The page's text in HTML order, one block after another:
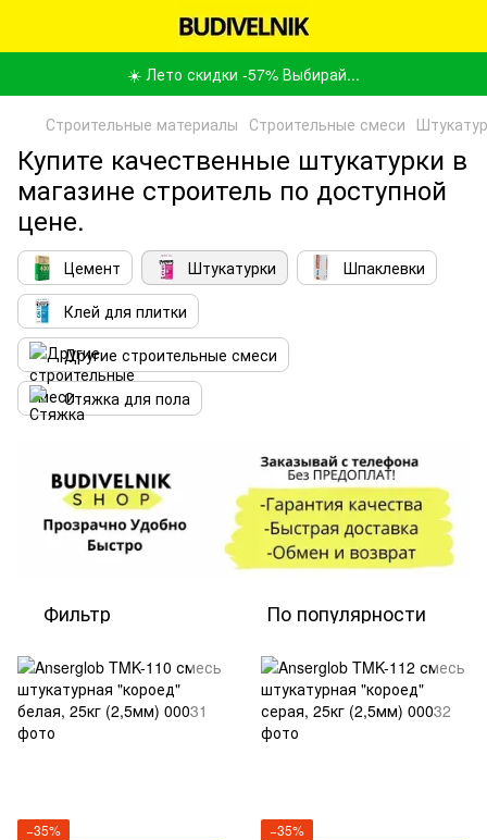
☀️ Лето скидки -57% Выбирай...
Строительные материалы Строительные смеси
Купите качественные штукатурки в
магазине строитель по доступной
цене.
Цемент Штукатурки
Шпаклевки
Клей для плитки
Другие строительные смеси
Стяжка для пола
Фильтр По популярности
−35%
−35%